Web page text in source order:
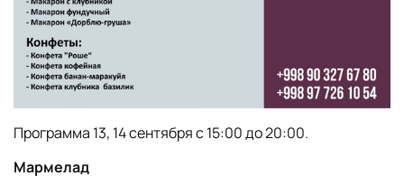
Программа 13, 14 сентября с 15:00 до 20:00.
Мармелад